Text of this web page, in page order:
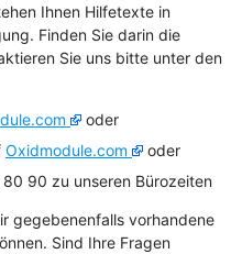
Ihnen Hilfetexte in
Finden Sie darin die
Sie uns bitte unter den
oder
Oxidmodule.com
oder
90 zu unseren Bürozeiten
gegebenenfalls vorhandene
Sind Ihre Fragen